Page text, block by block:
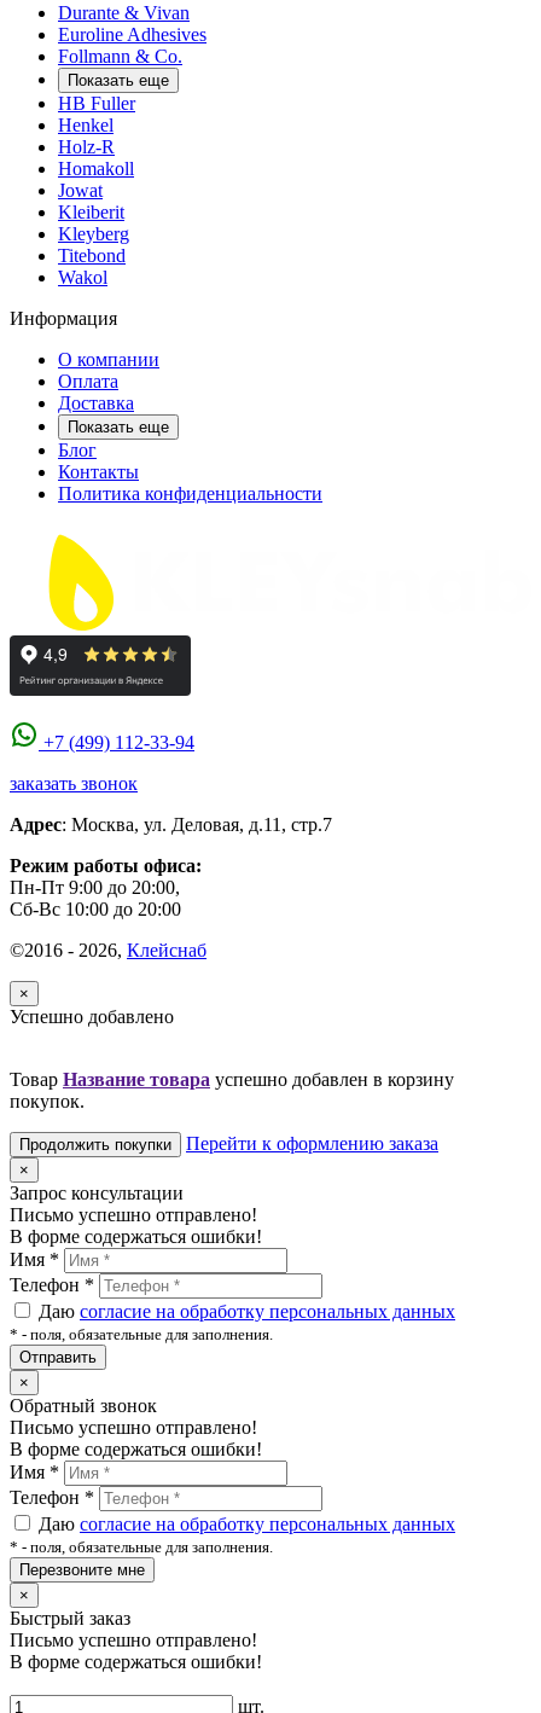
Durante & Vivan
Euroline Adhesives
Follmann & Co.
Показать еще
HB Fuller
Henkel
Holz-R
Homakoll
Jowat
Kleiberit
Kleyberg
Titebond
Wakol
Информация
О компании
Оплата
Доставка
Показать еще
Блог
Контакты
Политика конфиденциальности
+7 (499) 112-33-94
заказать звонок
Адрес: Москва, ул. Деловая, д.11, стр.7
Режим работы офиса:
Пн-Пт 9:00 до 20:00,
Сб-Вс 10:00 до 20:00
©2016 - 2026, Клейснаб
×
Успешно добавлено
Товар Название товара успешно добавлен в корзину
покупок.
Продолжить покупки Перейти к оформлению заказа
×
Запрос консультации
Письмо успешно отправлено!
В форме содержаться ошибки!
Имя *
Телефон *
Даю согласие на обработку персональных данных
* - поля, обязательные для заполнения.
Отправить
×
Обратный звонок
Письмо успешно отправлено!
В форме содержаться ошибки!
Имя *
Телефон *
Даю согласие на обработку персональных данных
* - поля, обязательные для заполнения.
Перезвоните мне
×
Быстрый заказ
Письмо успешно отправлено!
В форме содержаться ошибки!
шт.